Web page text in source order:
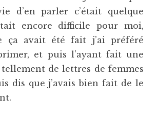
d’en parler c’était quelque
encore difficile pour moi,
ça avait été fait j’ai préféré
et puis l’ayant fait une
de lettres de femmes
dis que j’avais bien fait de le